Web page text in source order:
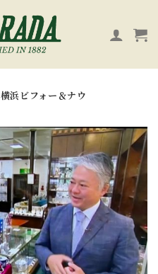
横浜ビフォー＆ナウ